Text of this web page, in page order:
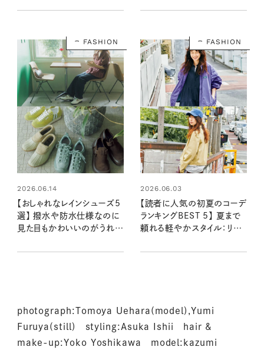
アップ！
FASHION
2026.06.14
【おしゃれなレインシューズ5
選】 撥水や防水仕様なのに
見た目もかわいいのがうれし
FASHION
2026.06.03
【読者に人気の初夏のコーデ
ランキングBEST 5】 夏まで
頼れる軽やかスタイル：リン
photograph:Tomoya Uehara(model),Yumi
Furuya(still) styling:Asuka Ishii hair &
make-up:Yoko Yoshikawa model:kazumi